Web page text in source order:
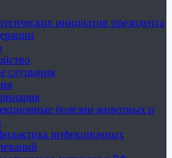
инициатив президента
слушания
болезни животных и
инфекционных